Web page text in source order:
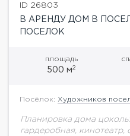
ID 26803
В АРЕНДУ ДОМ В
ПОСЕЛОК
площадь
500 м2
Посёлок: Художников
Планировка дома
гардеробная, кинотеатр,